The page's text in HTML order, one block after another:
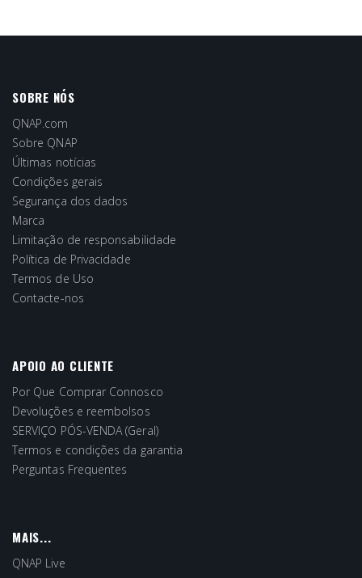
SOBRE NÓS
QNAP.com
Sobre QNAP
Últimas notícias
Condições gerais
Segurança dos dados
Marca
Limitação de responsabilidade
Política de Privacidade
Termos de Uso
Contacte-nos
APOIO AO CLIENTE
Por Que Comprar Connosco
Devoluções e reembolsos
SERVIÇO PÓS-VENDA (Geral)
Termos e condições da garantia
Perguntas Frequentes
MAIS...
QNAP Live